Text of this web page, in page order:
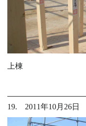
上棟
19. 2011年10月26日